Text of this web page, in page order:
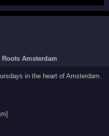
Roots Amsterdam
in the heart of Amsterdam.